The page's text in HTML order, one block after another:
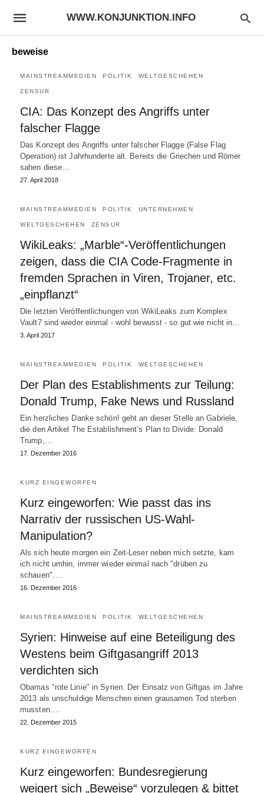
WWW.KONJUNKTION.INFO
beweise
MAINSTREAMMEDIEN POLITIK WELTGESCHEHEN
ZENSUR
CIA: Das Konzept des Angriffs unter
falscher Flagge
Das Konzept des Angriffs unter falscher Flagge (False Flag
Operation) ist Jahrhunderte alt. Bereits die Griechen und Römer
sahen diese…
27. April 2018
MAINSTREAMMEDIEN POLITIK UNTERNEHMEN
WELTGESCHEHEN ZENSUR
WikiLeaks: „Marble“-Veröffentlichungen
zeigen, dass die CIA Code-Fragmente in
fremden Sprachen in Viren, Trojaner, etc.
„einpflanzt“
Die letzten Veröffentlichungen von WikiLeaks zum Komplex
Vault7 sind wieder einmal - wohl bewusst - so gut wie nicht in…
3. April 2017
MAINSTREAMMEDIEN POLITIK WELTGESCHEHEN
Der Plan des Establishments zur Teilung:
Donald Trump, Fake News und Russland
Ein herzliches Danke schön! geht an dieser Stelle an Gabriele,
die den Artikel The Establishment’s Plan to Divide: Donald
Trump,…
17. Dezember 2016
KURZ EINGEWORFEN
Kurz eingeworfen: Wie passt das ins
Narrativ der russischen US-Wahl-
Manipulation?
Als sich heute morgen ein Zeit-Leser neben mich setzte, kam
ich nicht umhin, immer wieder einmal nach "drüben zu
schauen".…
16. Dezember 2016
MAINSTREAMMEDIEN POLITIK WELTGESCHEHEN
Syrien: Hinweise auf eine Beteiligung des
Westens beim Giftgasangriff 2013
verdichten sich
Obamas "rote Linie" in Syrien. Der Einsatz von Giftgas im Jahre
2013 als unschuldige Menschen einen grausamen Tod sterben
mussten.…
22. Dezember 2015
KURZ EINGEWORFEN
Kurz eingeworfen: Bundesregierung
weigert sich „Beweise“ vorzulegen & bittet